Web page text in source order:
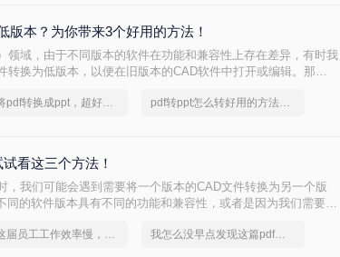
版本？为你带来3个好用的方法！
领域，由于不同版本的软件在功能和兼容性上存在差异，有时我
转换为低版本，以便在旧版本的CAD软件中打开或编辑。那么
怎么将pdf转换成ppt，超好用的方法 pdf转ppt怎么转好用的方法分享
看这三个方法！
，我们可能会遇到需要将一个版本的CAD文件转换为另一个版
同的软件版本具有不同的功能和兼容性，或者是因为我们需要将
不是这届员工工作效率慢，是你不会pdf转换ppt这一招！ 我怎么没早点发现这篇pdf格式转ppt教程